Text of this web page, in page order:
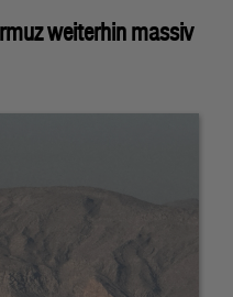
weiterhin massiv